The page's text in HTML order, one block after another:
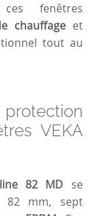
fenêtres
chauffageet
tout au
VEKA
82 MD se
82 mm, sept